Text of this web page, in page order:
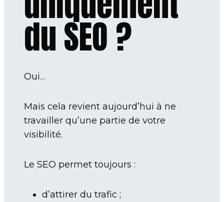
du SEO ?
Oui…
Mais cela revient aujourd’hui à ne
travailler qu’une partie de votre
visibilité.
Le SEO permet toujours :
d’attirer du trafic ;